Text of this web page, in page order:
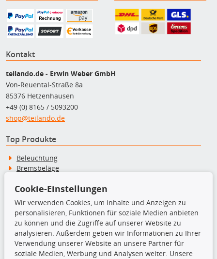
Kontakt
teilando.de - Erwin Weber GmbH
Von-Reuental-Straße 8a
85376 Hetzenhausen
+49 (0) 8165 / 5093200
shop@teilando.de
Top Produkte
Beleuchtung
Bremsbeläge
Kupplungssatz
Querlenker
Radlager
Stoßdämpfer
TecDoc Inside
Cookie-Einstellungen
Wir verwenden Cookies, um Inhalte und Anzeigen zu
personalisieren, Funktionen für soziale Medien anbieten
zu können und die Zugriffe auf unserer Website zu
analysieren. Außerdem geben wir Informationen zu Ihrer
Verwendung unserer Website an unsere Partner für
soziale Medien, Werbung und Analysen weiter. Unsere